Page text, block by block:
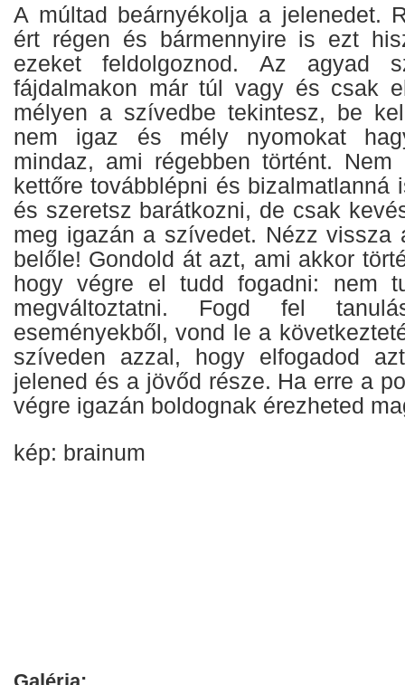
A múltad beárnyékolja a jelenedet.
ért régen és bármennyire is ezt
ezeket feldolgoznod. Az agyad
fájdalmakon már túl vagy és csak
mélyen a szívedbe tekintesz, be
nem igaz és mély nyomokat
mindaz, ami régebben történt.
kettőre továbblépni és bizalmatlanná
és szeretsz barátkozni, de csak
meg igazán a szívedet. Nézz vissza
belőle! Gondold át azt, ami akkor
hogy végre el tudd fogadni: nem
megváltoztatni. Fogd fel
eseményekből, vond le a
szíveden azzal, hogy elfogadod
jelened és a jövőd része. Ha erre a
végre igazán boldognak érezheted
kép: brainum